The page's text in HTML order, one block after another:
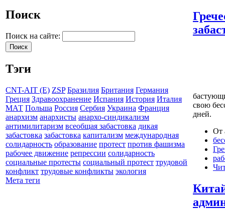
Поиск
Поиск на сайте:
Тэги
CNT-AIT (E) ZSP Бразилия Британия Германия
Греция Здравоохранение Испания История Италия
МАТ Польша Россия Сербия Украина Франция
анархизм анархисты анархо-синдикализм
антимилитаризм всеобщая забастовка дикая
забастовка забастовка капитализм международная
солидарность образование протест против фашизма
рабочее движение репрессии солидарность
социальные протесты социальный протест трудовой
конфликт трудовые конфликты экология
Мета теги
свою
дней.
От